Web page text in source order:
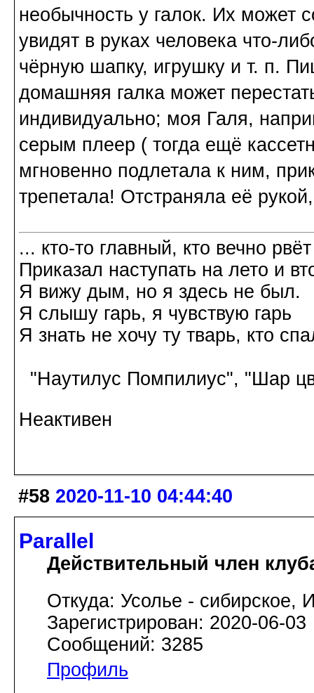
необычность у галок. Их может
увидят в руках человека что-
чёрную шапку, игрушку и т. п.
домашняя галка может
индивидуально; моя Галя,
серым плеер ( тогда ещё
мгновенно подлетала к ним,
трепетала! Отстраняла её
... кто-то главный, кто вечно рвёт
Приказал наступать на лето и
Я вижу дым, но я здесь не был.
Я слышу гарь, я чувствую гарь
Я знать не хочу ту тварь, кто
"Наутилус Помпилиус", "Шар
Неактивен
#58 2020-11-10 04:44:40
Parallel
Действительный член
Откуда: Усолье - сибирское,
Зарегистрирован: 2020-06-03
Сообщений: 3285
Профиль